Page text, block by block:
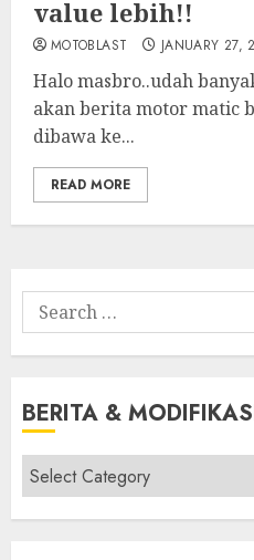
value lebih!!
MOTOBLAST JANUARY 27,
Halo masbro..udah
akan berita motor matic
dibawa ke...
READ MORE
Search
for:
BERITA &
Berita
&
Modifikasi